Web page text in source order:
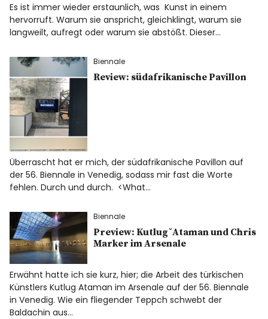
Es ist immer wieder erstaunlich, was Kunst in einem
hervorruft. Warum sie anspricht, gleichklingt, warum sie
langweilt, aufregt oder warum sie abstößt. Dieser…
Biennale
Review: südafrikanische Pavillon
Überrascht hat er mich, der südafrikanische Pavillon auf
der 56. Biennale in Venedig, sodass mir fast die Worte
fehlen. Durch und durch. <What…
Biennale
Preview: Kutlug ̆ Ataman und Chris
Marker im Arsenale
Erwähnt hatte ich sie kurz, hier; die Arbeit des türkischen
Künstlers Kutlug Ataman im Arsenale auf der 56. Biennale
in Venedig. Wie ein fliegender Teppch schwebt der
Baldachin aus…